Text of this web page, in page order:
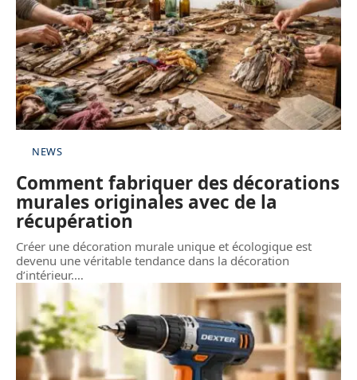
NEWS
Comment fabriquer des décorations
murales originales avec de la
récupération
Créer une décoration murale unique et écologique est
devenu une véritable tendance dans la décoration
d’intérieur.…